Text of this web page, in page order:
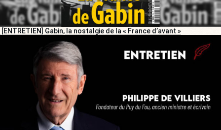
[ENTRETIEN] Gabin, la nostalgie de la « France d’avant »